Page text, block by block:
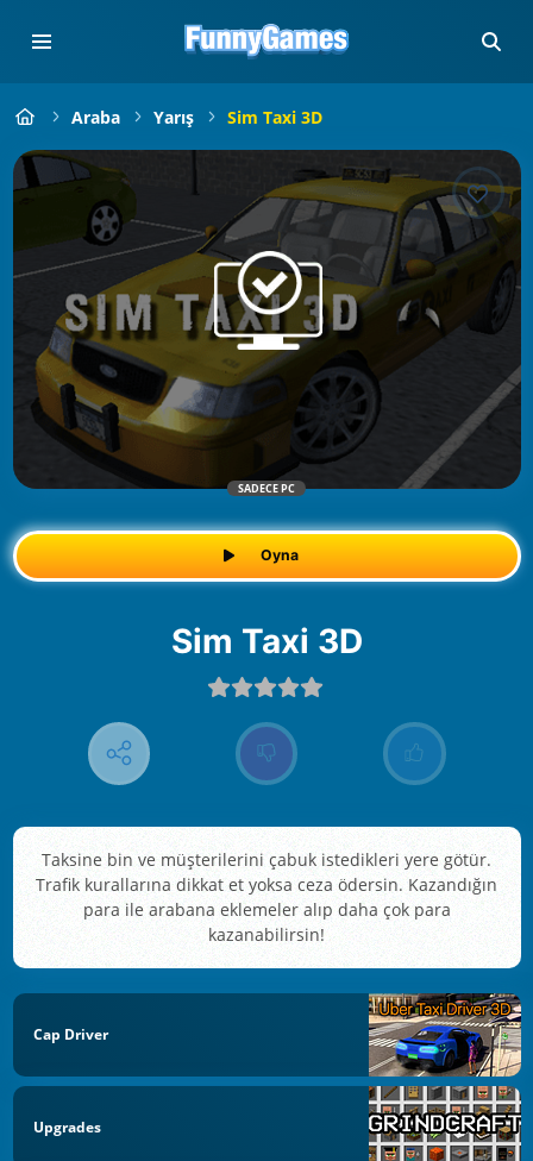
Araba Yarış Sim Taxi 3D
SADECE PC
Oyna
Sim Taxi 3D
Taksine bin ve müşterilerini çabuk istedikleri yere götür.
Trafik kurallarına dikkat et yoksa ceza ödersin. Kazandığın
para ile arabana eklemeler alıp daha çok para
kazanabilirsin!
Cap Driver
Upgrades